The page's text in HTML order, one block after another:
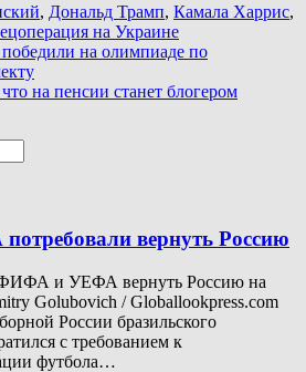
, Дональд Трамп, Камала Харрис,
на Украине
на олимпиаде по
на пенсии станет блогером
вернуть Россию
ФИФА и УЕФА вернуть Россию на
Golubovich / Globallookpress.com
России бразильского
с требованием к
футбола…